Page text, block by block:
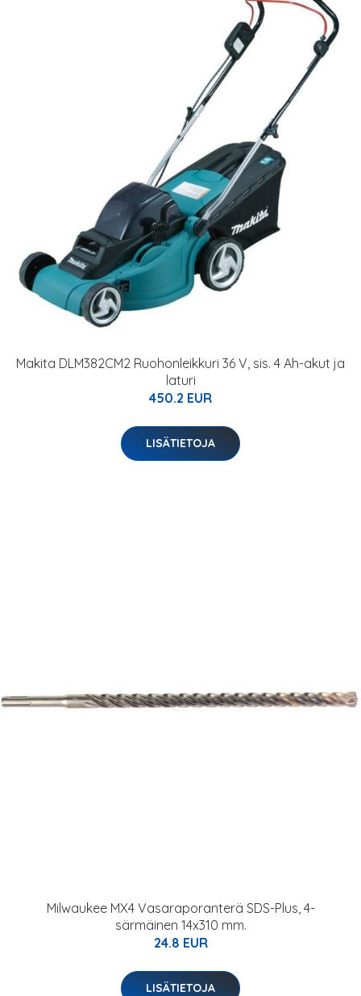
Makita DLM382CM2 Ruohonleikkuri 36 V, sis. 4 Ah-akut ja
laturi
450.2 EUR
LISÄTIETOJA
Milwaukee MX4 Vasaraporanterä SDS-Plus, 4-
särmäinen 14x310 mm.
24.8 EUR
LISÄTIETOJA